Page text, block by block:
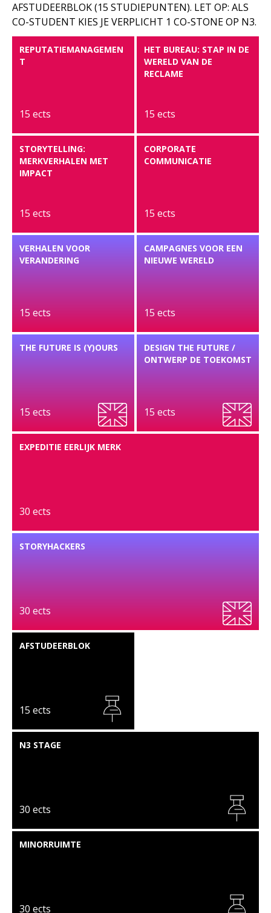
AFSTUDEERBLOK (15 STUDIEPUNTEN). LET OP: ALS
CO-STUDENT KIES JE VERPLICHT 1 CO-STONE OP N3.
REPUTATIEMANAGEMEN
T
15 ects
HET BUREAU: STAP IN DE
WERELD VAN DE
RECLAME
15 ects
STORYTELLING:
MERKVERHALEN MET
IMPACT
15 ects
CORPORATE
COMMUNICATIE
15 ects
VERHALEN VOOR
VERANDERING
15 ects
CAMPAGNES VOOR EEN
NIEUWE WERELD
15 ects
THE FUTURE IS (Y)OURS
15 ects
DESIGN THE FUTURE /
ONTWERP DE TOEKOMST
15 ects
EXPEDITIE EERLIJK MERK
30 ects
STORYHACKERS
30 ects
AFSTUDEERBLOK
15 ects
N3 STAGE
30 ects
MINORRUIMTE
30 ects